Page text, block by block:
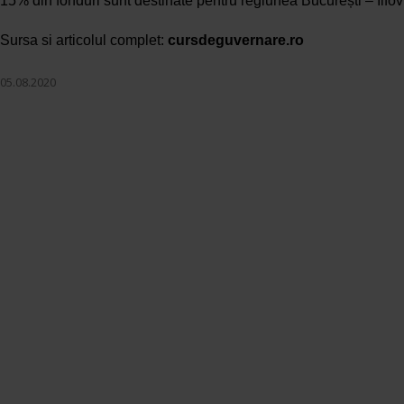
Sursa si articolul complet: cursdeguvernare.ro
05.08.2020